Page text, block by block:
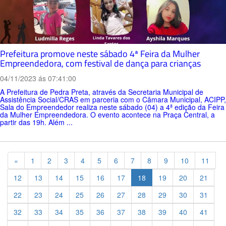
Prefeitura promove neste sábado 4ª Feira da Mulher
Empreendedora, com festival de dança para crianças
04/11/2023 ás 07:41:00
A Prefeitura de Pedra Preta, através da Secretaria Municipal de
Assistência Social/CRAS em parceria com o Câmara Municipal, ACIPP,
Sala do Empreendedor realiza neste sábado (04) a 4ª edição da Feira
da Mulher Empreendedora. O evento acontece na Praça Central, a
partir das 19h. Além ...
« Previous
1 2 3 4 5 6 7 8 9 10
11
12
13 14 15 16 17 18 19 20
21
22
23 24 25 26 27 28 29 30
31
32
33 34 35 36 37 38 39 40
41